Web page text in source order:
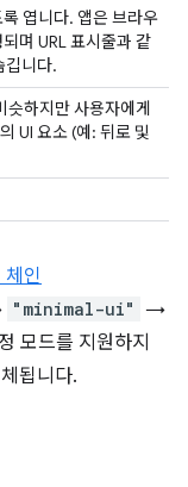
엽니다. 앱은 브라우
며 URL 표시줄과 같
깁니다.
슷하지만 사용자에게
UI 요소 (예: 뒤로 및
인
"minimal-ui" →
모드를 지원하지
됩니다.